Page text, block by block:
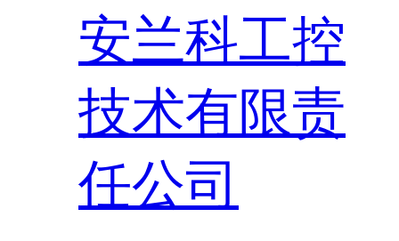
安兰科工控
技术有限责
任公司